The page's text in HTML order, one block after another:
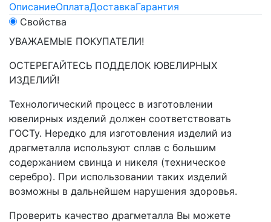
ОписаниеОплатаДоставкаГарантия
Свойства
УВАЖАЕМЫЕ ПОКУПАТЕЛИ!
ОСТЕРЕГАЙТЕСЬ ПОДДЕЛОК ЮВЕЛИРНЫХ
ИЗДЕЛИЙ!
Технологический процесс в изготовлении
ювелирных изделий должен соответствовать
ГОСТу. Нередко для изготовления изделий из
драгметалла используют сплав с большим
содержанием свинца и никеля (техническое
серебро). При использовании таких изделий
возможны в дальнейшем нарушения здоровья.
Проверить качество драгметалла Вы можете